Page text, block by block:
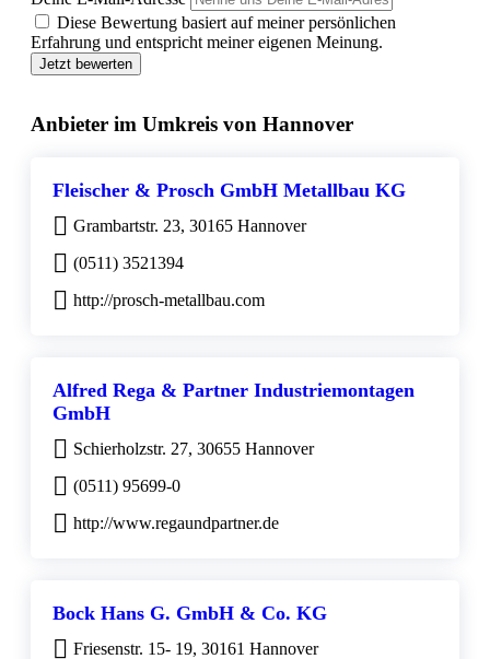
Diese Bewertung basiert auf meiner persönlichen
Erfahrung und entspricht meiner eigenen Meinung.
Jetzt bewerten
Anbieter im Umkreis von Hannover
Fleischer & Prosch GmbH Metallbau KG
Grambartstr. 23, 30165 Hannover
(0511) 3521394
http://prosch-metallbau.com
Alfred Rega & Partner Industriemontagen
GmbH
Schierholzstr. 27, 30655 Hannover
(0511) 95699-0
http://www.regaundpartner.de
Bock Hans G. GmbH & Co. KG
Friesenstr. 15- 19, 30161 Hannover